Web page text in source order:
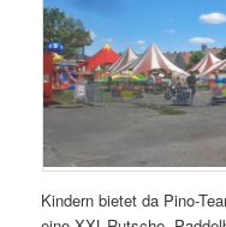
Kindern bietet da Pino-